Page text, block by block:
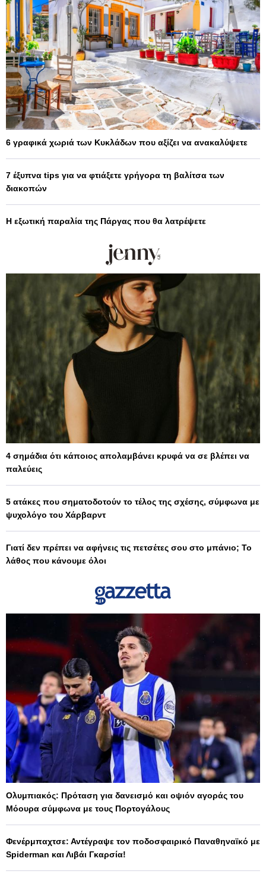
6 γραφικά χωριά των Κυκλάδων που αξίζει να ανακαλύψετε
7 έξυπνα tips για να φτιάξετε γρήγορα τη βαλίτσα των
διακοπών
Η εξωτική παραλία της Πάργας που θα λατρέψετε
4 σημάδια ότι κάποιος απολαμβάνει κρυφά να σε βλέπει να
παλεύεις
5 ατάκες που σηματοδοτούν το τέλος της σχέσης, σύμφωνα με
ψυχολόγο του Χάρβαρντ
Γιατί δεν πρέπει να αφήνεις τις πετσέτες σου στο μπάνιο; Το
λάθος που κάνουμε όλοι
Ολυμπιακός: Πρόταση για δανεισμό και οψιόν αγοράς του
Μόουρα σύμφωνα με τους Πορτογάλους
Φενέρμπαχτσε: Αντέγραψε τον ποδοσφαιρικό Παναθηναϊκό με
Spiderman και Λιβάι Γκαρσία!